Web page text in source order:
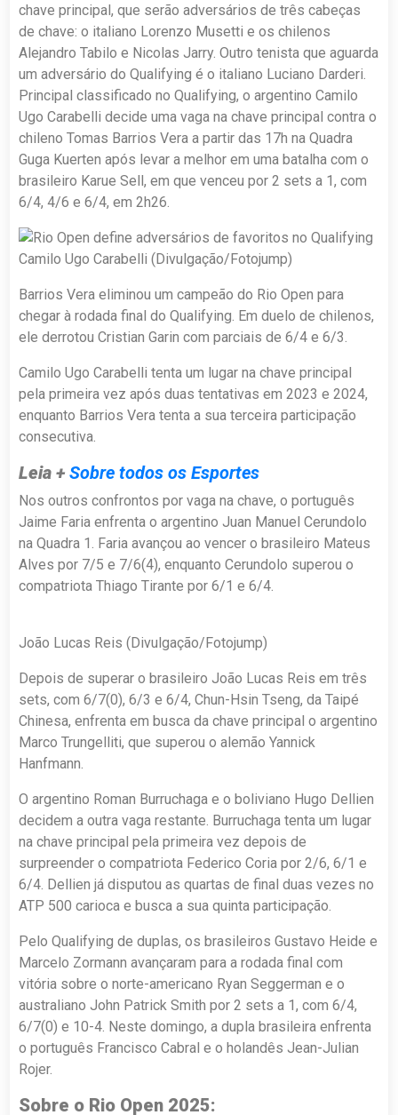
chave principal, que serão adversários de três cabeças
de chave: o italiano Lorenzo Musetti e os chilenos
Alejandro Tabilo e Nicolas Jarry. Outro tenista que aguarda
um adversário do Qualifying é o italiano Luciano Darderi.
Principal classificado no Qualifying, o argentino Camilo
Ugo Carabelli decide uma vaga na chave principal contra o
chileno Tomas Barrios Vera a partir das 17h na Quadra
Guga Kuerten após levar a melhor em uma batalha com o
brasileiro Karue Sell, em que venceu por 2 sets a 1, com
6/4, 4/6 e 6/4, em 2h26.
Camilo Ugo Carabelli (Divulgação/Fotojump)
Barrios Vera eliminou um campeão do Rio Open para
chegar à rodada final do Qualifying. Em duelo de chilenos,
ele derrotou Cristian Garin com parciais de 6/4 e 6/3.
Camilo Ugo Carabelli tenta um lugar na chave principal
pela primeira vez após duas tentativas em 2023 e 2024,
enquanto Barrios Vera tenta a sua terceira participação
consecutiva.
Leia +Sobre todos os Esportes
Nos outros confrontos por vaga na chave, o português
Jaime Faria enfrenta o argentino Juan Manuel Cerundolo
na Quadra 1. Faria avançou ao vencer o brasileiro Mateus
Alves por 7/5 e 7/6(4), enquanto Cerundolo superou o
compatriota Thiago Tirante por 6/1 e 6/4.
João Lucas Reis (Divulgação/Fotojump)
Depois de superar o brasileiro João Lucas Reis em três
sets, com 6/7(0), 6/3 e 6/4, Chun-Hsin Tseng, da Taipé
Chinesa, enfrenta em busca da chave principal o argentino
Marco Trungelliti, que superou o alemão Yannick
Hanfmann.
O argentino Roman Burruchaga e o boliviano Hugo Dellien
decidem a outra vaga restante. Burruchaga tenta um lugar
na chave principal pela primeira vez depois de
surpreender o compatriota Federico Coria por 2/6, 6/1 e
6/4. Dellien já disputou as quartas de final duas vezes no
ATP 500 carioca e busca a sua quinta participação.
Pelo Qualifying de duplas, os brasileiros Gustavo Heide e
Marcelo Zormann avançaram para a rodada final com
vitória sobre o norte-americano Ryan Seggerman e o
australiano John Patrick Smith por 2 sets a 1, com 6/4,
6/7(0) e 10-4. Neste domingo, a dupla brasileira enfrenta
o português Francisco Cabral e o holandês Jean-Julian
Rojer.
Sobre o Rio Open 2025: